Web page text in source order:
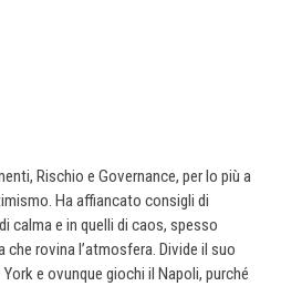
Rischio e Governance, per lo più a
Ha affiancato consigli di
calma e in quelli di caos, spesso
rovina l’atmosfera. Divide il suo
e ovunque giochi il Napoli, purché